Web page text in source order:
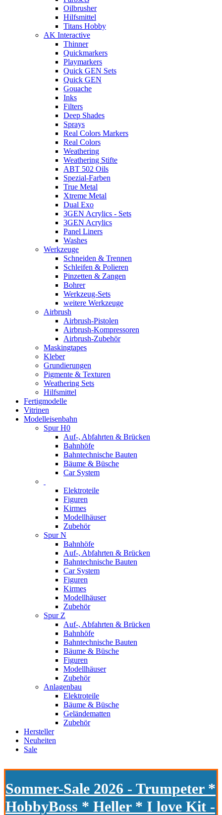
Oilbrusher
Hilfsmittel
Titans Hobby
AK Interactive
Thinner
Quickmarkers
Playmarkers
Quick GEN Sets
Quick GEN
Gouache
Inks
Filters
Deep Shades
Sprays
Real Colors Markers
Real Colors
Weathering
Weathering Stifte
ABT 502 Oils
Spezial-Farben
True Metal
Xtreme Metal
Dual Exo
3GEN Acrylics - Sets
3GEN Acrylics
Panel Liners
Washes
Werkzeuge
Schneiden & Trennen
Schleifen & Polieren
Pinzetten & Zangen
Bohrer
Werkzeug-Sets
weitere Werkzeuge
Airbrush
Airbrush-Pistolen
Airbrush-Kompressoren
Airbrush-Zubehör
Maskingtapes
Kleber
Grundierungen
Pigmente & Texturen
Weathering Sets
Hilfsmittel
Fertigmodelle
Vitrinen
Modelleisenbahn
Spur H0
Auf-, Abfahrten & Brücken
Bahnhöfe
Bahntechnische Bauten
Bäume & Büsche
Car System
Elektroteile
Figuren
Kirmes
Modellhäuser
Zubehör
Spur N
Bahnhöfe
Auf-, Abfahrten & Brücken
Bahntechnische Bauten
Car System
Figuren
Kirmes
Modellhäuser
Zubehör
Spur Z
Auf-, Abfahrten & Brücken
Bahnhöfe
Bahntechnische Bauten
Bäume & Büsche
Figuren
Modellhäuser
Zubehör
Anlagenbau
Elektroteile
Bäume & Büsche
Geländematten
Zubehör
Hersteller
Neuheiten
Sale
Sommer-Sale 2026 - Trumpeter *
HobbyBoss * Heller * I love Kit -